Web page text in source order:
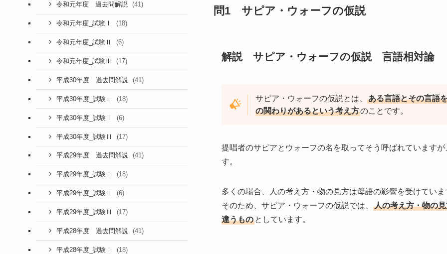
問1 サピア・ウォーフの仮説
解説 サピア・ウォーフの仮説 言語相対論
サピア・ウォーフの仮説とは、
ある言語とその言語
の関わりがあるという考え方のことです。
提唱者のサピアとウォーフの名を取ってそう呼ばれていますが
す。
多くの場合、人の考え方・物の見方は母語の影響を受けていま
そのため、サピア・ウォーフの仮説では、
人の考え方・物の
違うもの としています。
令和元年度 過去問解説 (41)
令和元年度_試験Ⅰ (18)
令和元年度_試験Ⅱ (6)
令和元年度_試験Ⅲ (17)
平成30年度 過去問解説 (41)
平成30年度_試験Ⅰ (18)
平成30年度_試験Ⅱ (6)
平成30年度_試験Ⅲ (17)
平成29年度 過去問解説 (41)
平成29年度_試験Ⅰ (18)
平成29年度_試験Ⅱ (6)
平成29年度_試験Ⅲ (17)
平成28年度 過去問解説 (41)
平成28年度_試験Ⅰ (18)